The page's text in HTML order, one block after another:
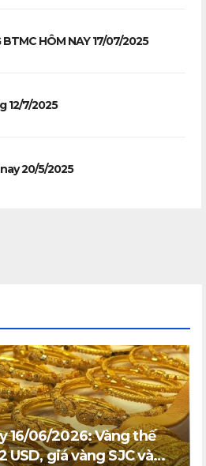
BTMC HÔM NAY 17/07/2025
12/7/2025
20/5/2025
16/06/2026: Vàng thế
USD, giá vàng SJC và